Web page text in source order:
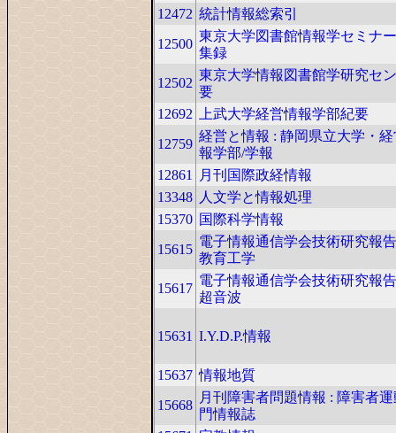
12472 統計情報総索引
12500
東京大学図書館情報学セミナ
集録
12502
東京大学情報図書館学研究セ
要
12692
上武大学経営情報学部紀要
12759
経営と情報 : 静岡県立大学・
報学部/学報
12861
月刊国際政経情報
13348 人文学と情報処理
15370 国際科学情報
15615
電子情報通信学会技術研究報
教育工学
15617
電子情報通信学会技術研究報
超音波
15631 I.Y.D.P.情報
15637 情報地質
15668
月刊障害者問題情報 : 障害者
門情報誌